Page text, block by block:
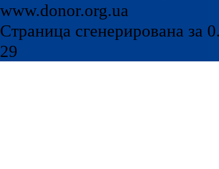
www.donor.org.ua
Страница сгенерирована за
29